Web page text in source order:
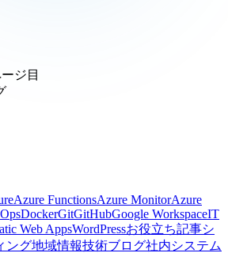
ジ目
Azure FunctionsAzure MonitorAzure
DockerGitGitHubGoogle WorkspaceIT
Web AppsWordPressお役立ち記事シ
ング地域情報技術ブログ社内システム